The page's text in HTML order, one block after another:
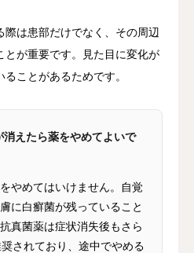
際は患部だけでなく、その周辺
とが重要です。見た目に変化が
ことがあるためです。
えたら薬をやめてよいで
やめてはいけません。自覚
に白癬菌が残っていること
真菌薬は症状消失後もさら
されており、途中でやめる